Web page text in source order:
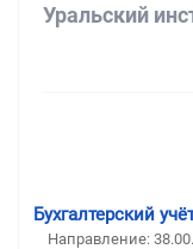
Уральский
Бухгалтерский
Направление: